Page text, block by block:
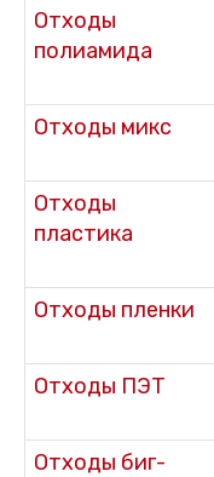
Отходы
полиамида
Отходы микс
Отходы
пластика
Отходы пленки
Отходы ПЭТ
Отходы биг-